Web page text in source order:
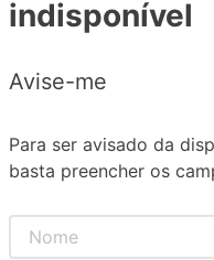
indisponível
Avise-me
Para ser avisado da
basta preencher os